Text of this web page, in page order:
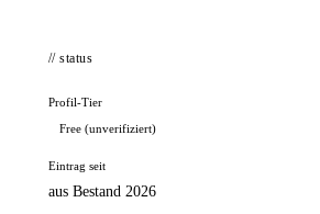
// status
Profil-Tier
Free (unverifiziert)
Eintrag seit
aus Bestand 2026